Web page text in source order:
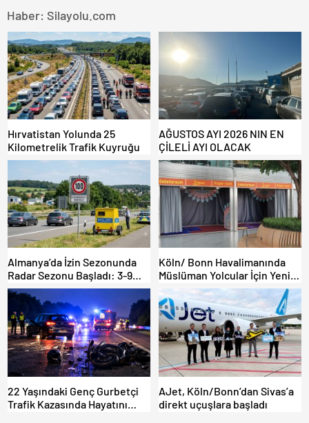
Haber: Silayolu.com
Hırvatistan Yolunda 25
Kilometrelik Trafik Kuyruğu
AĞUSTOS AYI 2026 NIN EN
ÇİLELİ AYI OLACAK
Almanya’da İzin Sezonunda
Radar Sezonu Başladı: 3-9
Ağustos’ta Radar Hız
Denetimi Yapılacak!
Köln/ Bonn Havalimanında
Müslüman Yolcular İçin Yeni
İbadet Alanları Açıldı
22 Yaşındaki Genç Gurbetçi
Trafik Kazasında Hayatını
AJet, Köln/Bonn’dan Sivas’a
direkt uçuşlara başladı